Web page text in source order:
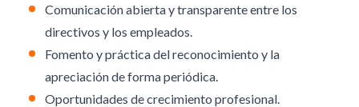
Comunicación abierta y transparente entre los
directivos y los empleados.
Fomento y práctica del reconocimiento y la
apreciación de forma periódica.
Oportunidades de crecimiento profesional.